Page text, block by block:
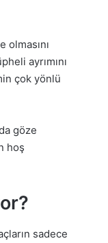
olmasını
ayrımını
çok yönlü
göze
hoş
sadece